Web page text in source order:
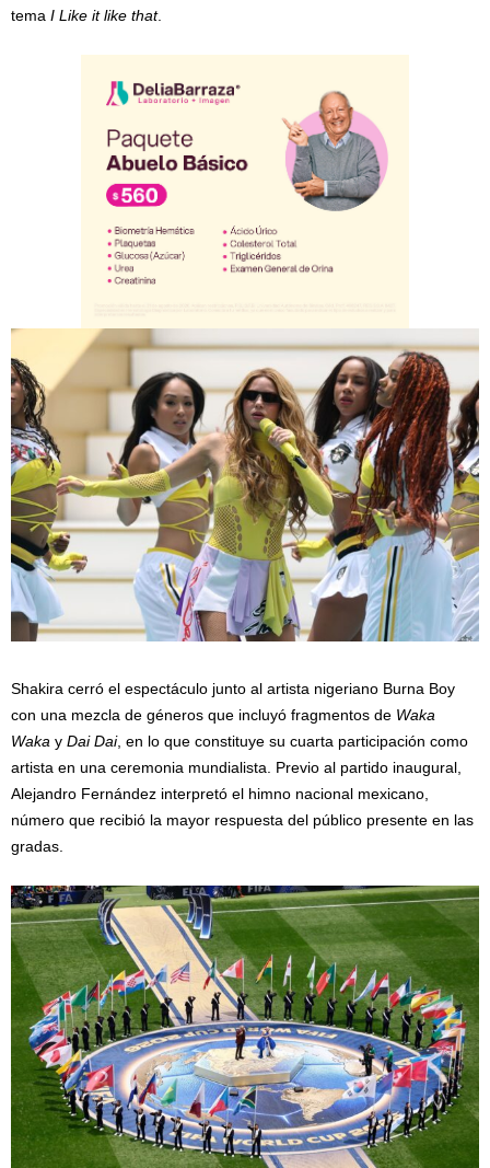
tema I Like it like that.
Shakira cerró el espectáculo junto al artista nigeriano Burna Boy
con una mezcla de géneros que incluyó fragmentos de Waka
Waka y Dai Dai, en lo que constituye su cuarta participación como
artista en una ceremonia mundialista. Previo al partido inaugural,
Alejandro Fernández interpretó el himno nacional mexicano,
número que recibió la mayor respuesta del público presente en las
gradas.